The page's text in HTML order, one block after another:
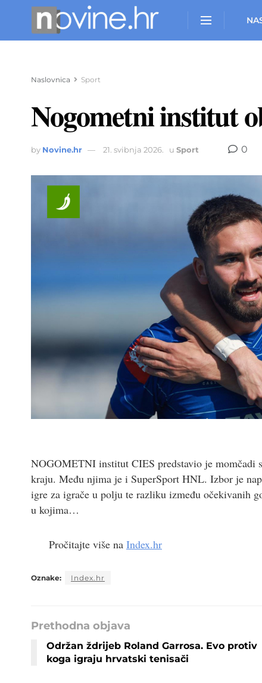
Naslovnica Sport
Nogometni institut
by Novine.hr 21. svibnja 2026. u Sport 0
NOGOMETNI institut CIES predstavio je momčadi
kraju. Među njima je i SuperSport HNL. Izbor je
igre za igrače u polju te razliku između očekivanih
u kojima…
Pročitajte više na Index.hr
Oznake: Index.hr
Prethodna objava
Održan ždrijeb Roland Garrosa. Evo protiv
koga igraju hrvatski tenisači